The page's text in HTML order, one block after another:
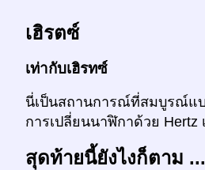
เฮิรตซ์
เท่ากับเฮิรทซ์
นี่เป็นสถานการณ์ที่สมบูรณ์แ
การเปลี่ยนนาฬิกาด้วย Hertz
สุดท้ายนี้ยังไงก็ตาม ...